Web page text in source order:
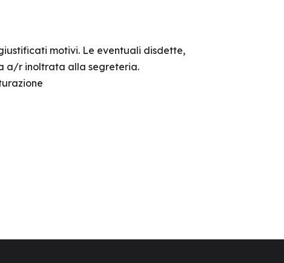
motivi. Le eventuali disdette,
a/r inoltrata alla segreteria.